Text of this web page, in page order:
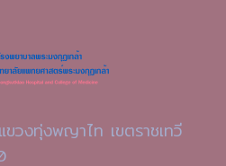
วงทุ่งพญาไท เขตราชเทวี